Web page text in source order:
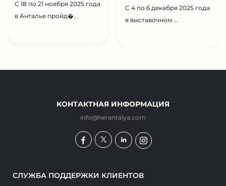
С 18 по 21 ноября 2025 года
в Анталье пройд�...
С 4 по 6 декабря 2025 года
в выставочном ...
КОНТАКТНАЯ ИНФОРМАЦИЯ
info@herantalya.com
СЛУЖБА ПОДДЕРЖКИ КЛИЕНТОВ